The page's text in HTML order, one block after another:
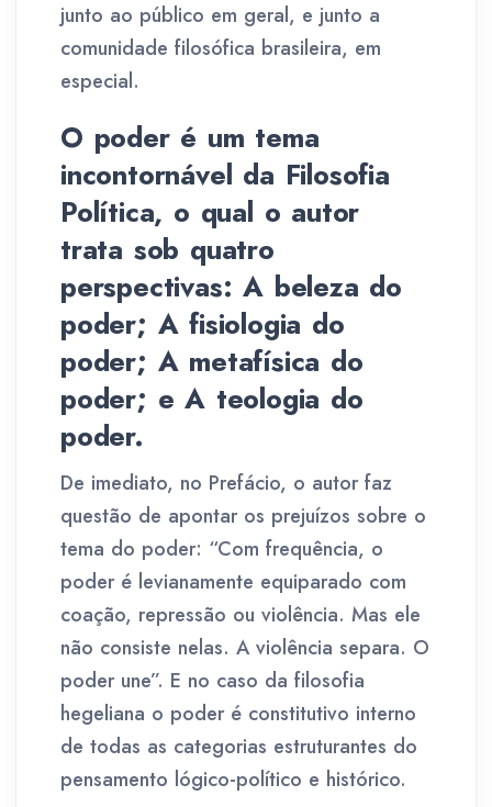
junto ao público em geral, e junto a
comunidade filosófica brasileira, em
especial.
O poder é um tema
incontornável da Filosofia
Política, o qual o autor
trata sob quatro
perspectivas: A beleza do
poder; A fisiologia do
poder; A metafísica do
poder; e A teologia do
poder.
De imediato, no Prefácio, o autor faz
questão de apontar os prejuízos sobre o
tema do poder: “Com frequência, o
poder é levianamente equiparado com
coação, repressão ou violência. Mas ele
não consiste nelas. A violência separa. O
poder une”. E no caso da filosofia
hegeliana o poder é constitutivo interno
de todas as categorias estruturantes do
pensamento lógico-político e histórico.